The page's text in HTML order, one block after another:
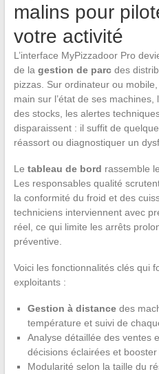
malins pour
votre activité
L’interface MyPizzadoor Pro
de la gestion de parcdes
pizzas. Sur ordinateur ou
main sur l’état de ses
des stocks, les alertes
disparaissent : il suffit de
réassort ou diagnostiquer un
Le tableau de bord rassemble
Les responsables qualité
la conformité du froid et des
techniciens interviennent avec
réel, ce qui limite les arrêts
préventive.
Voici les fonctionnalités clés qui
exploitants :
Gestion à distancedes
température et suivi de
Analyse détaillée des ventes
décisions éclairées et booster
Modularité selon la taille du